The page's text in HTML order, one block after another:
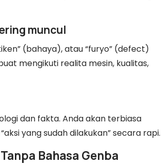
muncul
(bahaya), atau “furyo” (defect)
mengikuti realita mesin, kualitas,
dan fakta. Anda akan terbiasa
yang sudah dilakukan” secara rapi.
Bahasa Genba